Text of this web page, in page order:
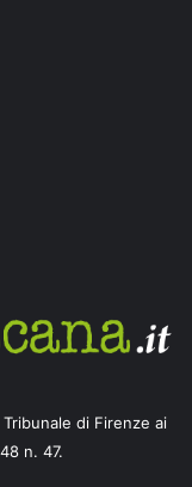
di Firenze ai
n. 47.